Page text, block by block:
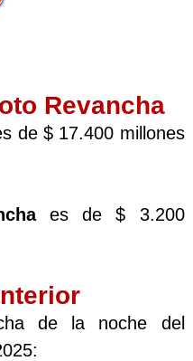
Revancha
de $ 17.400 millones
es de $ 3.200
de la noche del